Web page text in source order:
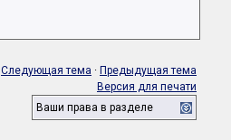
Следующая тема · Предыдущая тема
Версия для печати
Ваши права в разделе